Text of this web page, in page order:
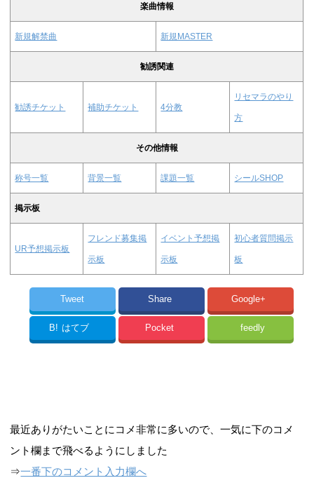
楽曲情報
新規解禁曲 新規MASTER
勧誘関連
勧誘チケット 補助チケット 4分教
リセマラのやり
方
その他情報
称号一覧 背景一覧 課題一覧 シールSHOP
掲示板
UR予想掲示板
フレンド募集掲
示板
イベント予想掲
示板
初心者質問掲示
板
Tweet Share Google+
B! はてブ Pocket feedly
最近ありがたいことにコメ非常に多いので、一気に下のコメ
ント欄まで飛べるようにしました
⇒一番下のコメント入力欄へ